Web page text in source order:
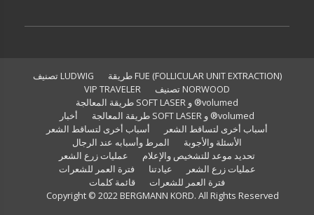
FUE (FOLLICULAR UNIT EXTRACTION) طريقة
LUDWIG تصنيف
NORWOOD تصنيف
VIP TRAVELER
volumed® و SOFT LASER طريقة المعالجة
volumed® و SOFT LASER طريقة المعالجة
أخبار
أسباب أخرى لتساقط الشعر
أسباب أخرى لتساقط الشعر
الأسئلة والأجوبة
المرط وأسبابه عند الرجال
تحديد موعد للتشخيص والإعلام
عمليات زرع الشعر
عمليات زرع الشعر
عيادتنا
فترة العمر للشعرات
فترة العمر للشعرات
قائمة كلمات
Copyright © 2022 BERGMANN KORD. All Rights Reserved